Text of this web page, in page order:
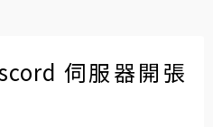
伺服器開張